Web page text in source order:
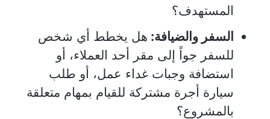
المستهدف؟
السفر والضيافة: هل يخطط أي شخص
للسفر جواً إلى مقر أحد العملاء، أو
استضافة وجبات غداء عمل، أو طلب
سيارة أجرة مشتركة للقيام بمهام متعلقة
بالمشروع؟